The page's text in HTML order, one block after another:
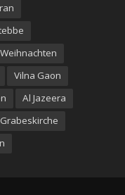
Weihnachten
Vilna Gaon
Al Jazeera
Grabeskirche